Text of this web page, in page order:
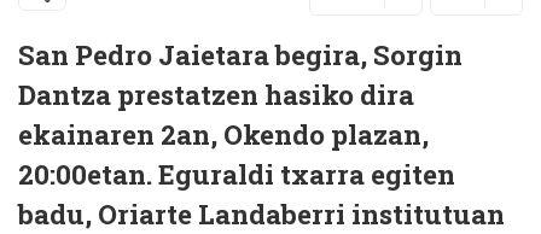
San Pedro Jaietara begira, Sorgin
Dantza prestatzen hasiko dira
ekainaren 2an, Okendo plazan,
20:00etan. Eguraldi txarra egiten
badu, Oriarte Landaberri institutuan